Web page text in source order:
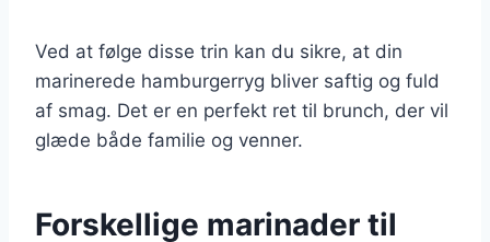
Ved at følge disse trin kan du sikre, at din
marinerede hamburgerryg bliver saftig og fuld
af smag. Det er en perfekt ret til brunch, der vil
glæde både familie og venner.
Forskellige marinader til